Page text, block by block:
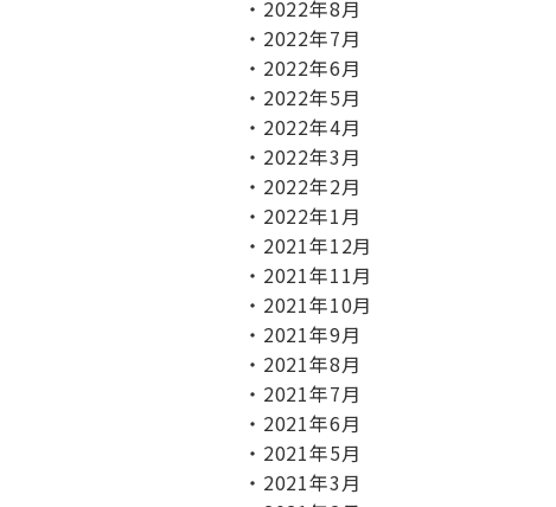
2022年8月
2022年7月
2022年6月
2022年5月
2022年4月
2022年3月
2022年2月
2022年1月
2021年12月
2021年11月
2021年10月
2021年9月
2021年8月
2021年7月
2021年6月
2021年5月
2021年3月